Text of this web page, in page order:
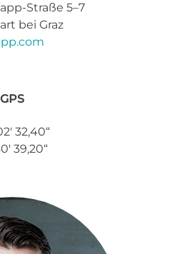
Straße 5–7
bei Graz
GPS
32,40“
39,20“